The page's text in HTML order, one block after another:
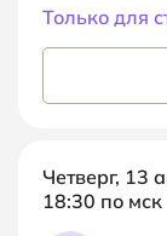
Только для
Четверг, 13
18:30 по мск